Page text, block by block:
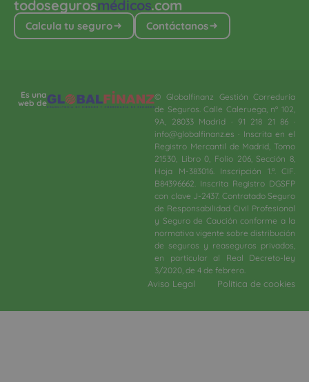
todosegurosmédicos.com
Calcula tu seguro Contáctanos
Es una
web de
© Globalfinanz Gestión Correduría
de Seguros. Calle Caleruega, nº 102,
9A, 28033 Madrid · 91 218 21 86 ·
info@globalfinanz.es · Inscrita en el
Registro Mercantil de Madrid, Tomo
21530, Libro 0, Folio 206, Sección 8,
Hoja M-383016. Inscripción 1.ª. CIF.
B84396662. Inscrita Registro DGSFP
con clave J-2437. Contratado Seguro
de Responsabilidad Civil Profesional
y Seguro de Caución conforme a la
normativa vigente sobre distribución
de seguros y reaseguros privados,
en particular al Real Decreto-ley
3/2020, de 4 de febrero.​
Aviso Legal Política de cookies